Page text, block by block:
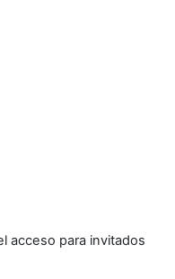
acceso para invitados